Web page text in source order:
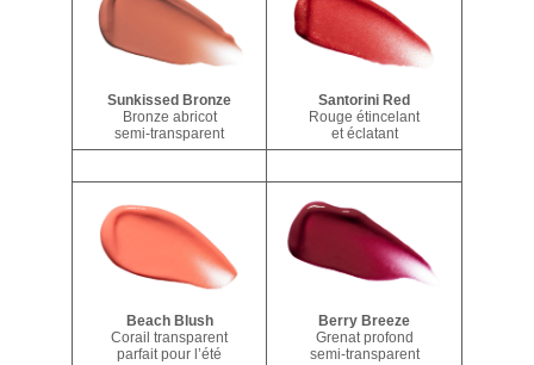
Sunkissed Bronze
Bronze abricot
semi-transparent
Santorini Red
Rouge étincelant
et éclatant
Beach Blush
Corail transparent
parfait pour l’été
Berry Breeze
Grenat profond
semi-transparent